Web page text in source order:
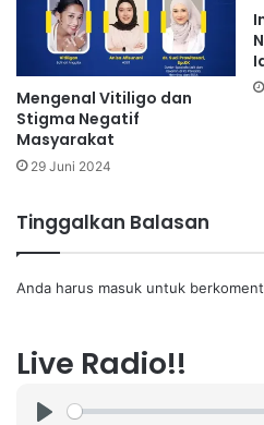
Mengenal Vitiligo dan
Stigma Negatif
Masyarakat
29 Juni 2024
Tinggalkan Balasan
Anda harus masuk untuk
Live Radio!!